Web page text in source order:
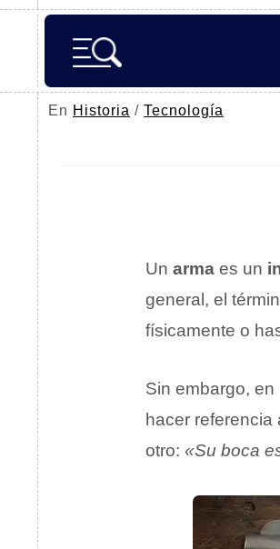
En Historia / Tecnología
Un arma es un
general, el
físicamente o
Sin embargo,
hacer
otro: «Su boca